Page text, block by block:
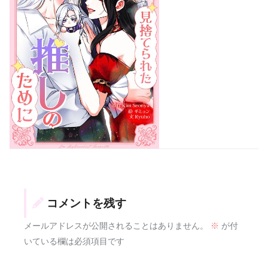
コメントを残す
メールアドレスが公開されることはありません。 ※ が付
いている欄は必須項目です